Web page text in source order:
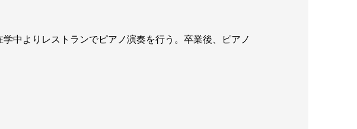
中よりレストランでピアノ演奏を行う。卒業後、ピアノ